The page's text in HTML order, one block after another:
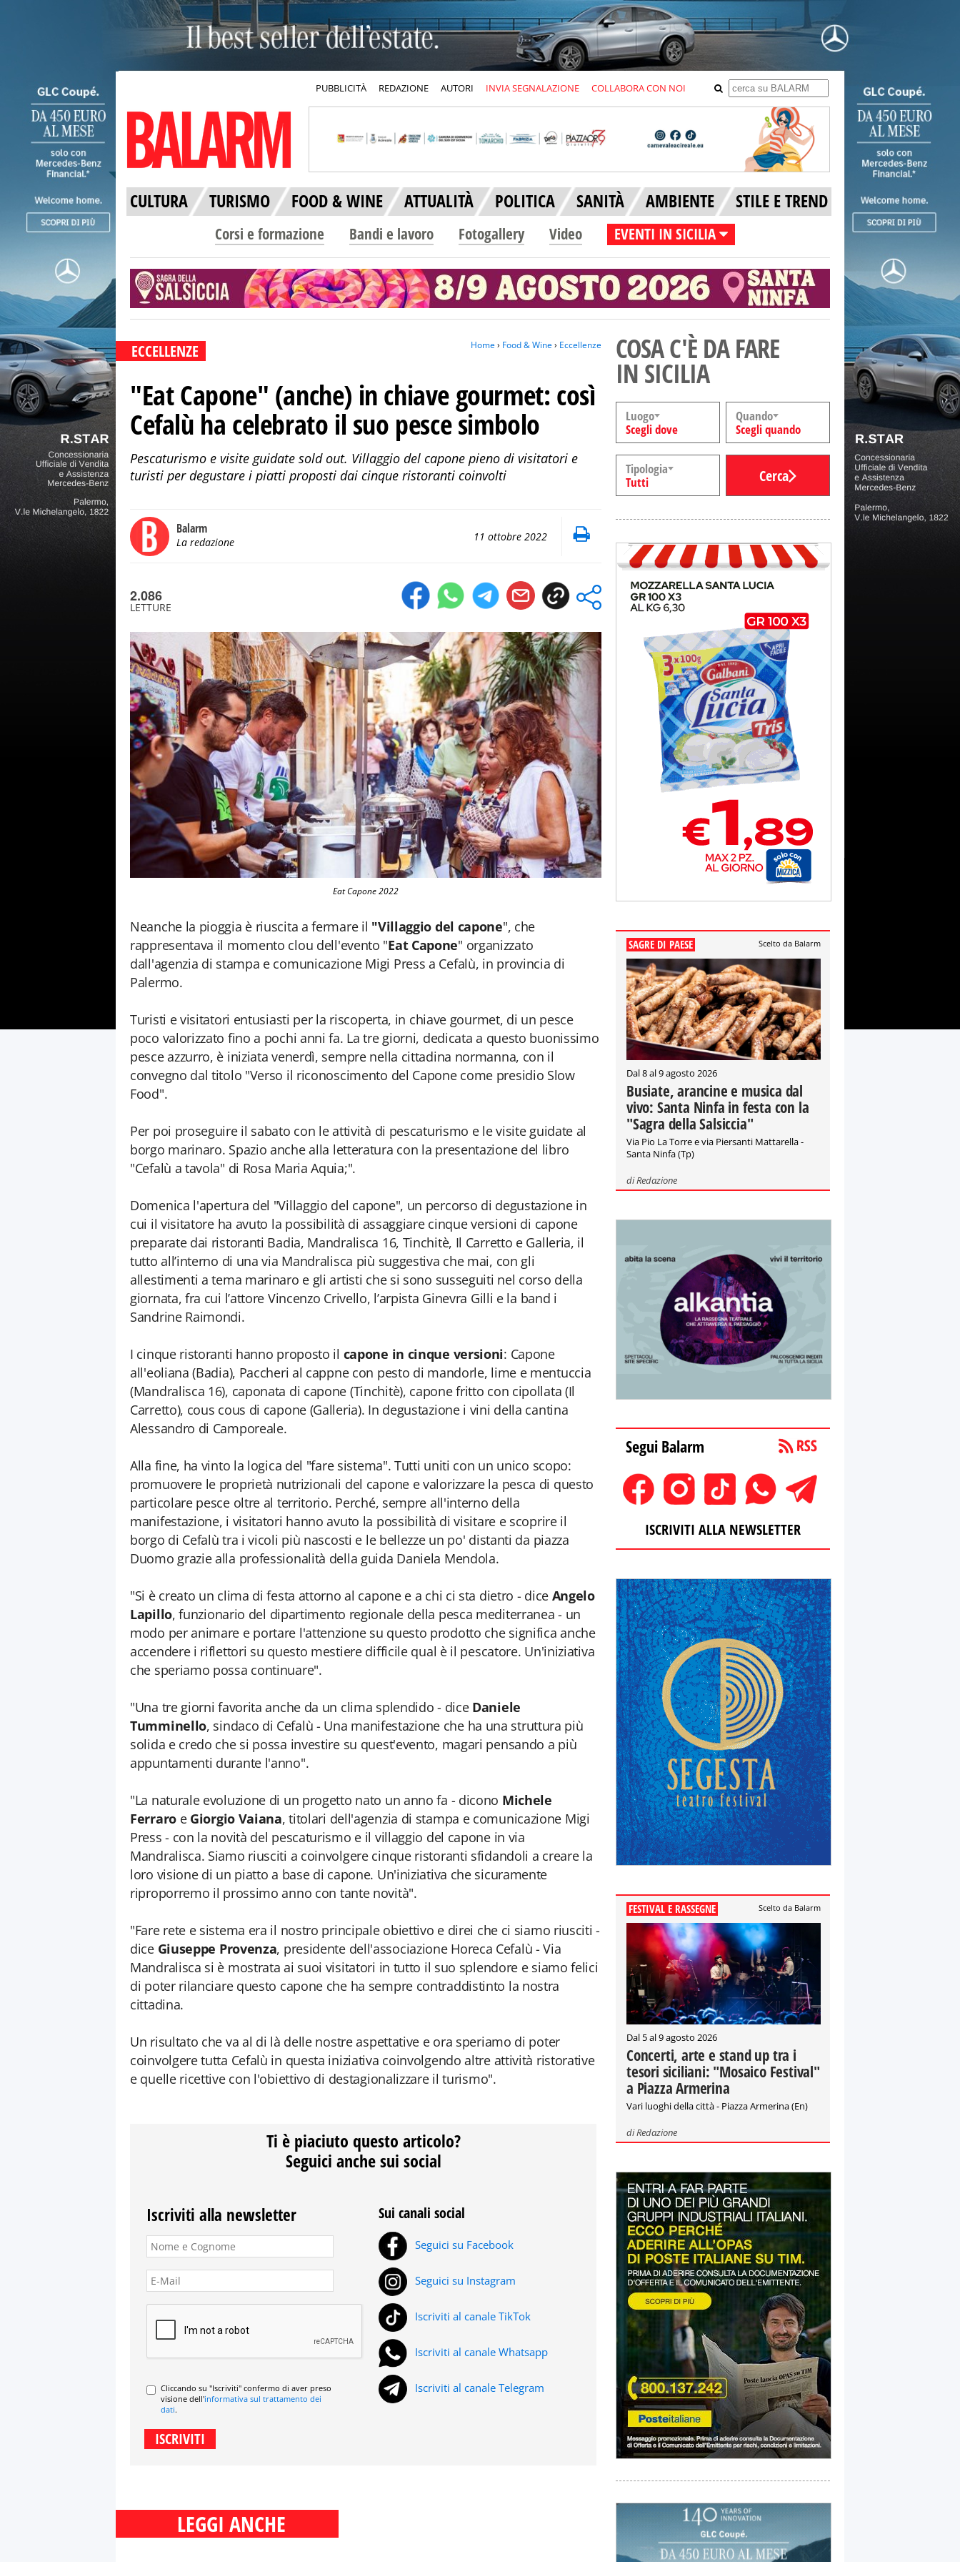
PUBBLICITÀ REDAZIONE AUTORI INVIA SEGNALAZIONE COLLABORA CON NOI
CULTURA TURISMO FOOD & WINE ATTUALITÀ POLITICA SANITÀ AMBIENTE STILE E TREND
Corsi e formazione Bandi e lavoro Fotogallery Video EVENTI IN SICILIA
ECCELLENZE Home› Food & Wine› Eccellenze
"Eat Capone" (anche) in chiave gourmet: così
Cefalù ha celebrato il suo pesce simbolo
Pescaturismo e visite guidate sold out. Villaggio del capone pieno di visitatori e
turisti per degustare i piatti proposti dai cinque ristoranti coinvolti
Balarm
La redazione 11 ottobre 2022
2.086
LETTURE
Eat Capone 2022
Neanche la pioggia è riuscita a fermare il "Villaggio del capone", che
rappresentava il momento clou dell'evento "Eat Capone" organizzato
dall'agenzia di stampa e comunicazione Migi Press a Cefalù, in provincia di
Palermo.
Turisti e visitatori entusiasti per la riscoperta, in chiave gourmet, di un pesce
poco valorizzato fino a pochi anni fa. La tre giorni, dedicata a questo buonissimo
pesce azzurro, è iniziata venerdì, sempre nella cittadina normanna, con il
convegno dal titolo "Verso il riconoscimento del Capone come presidio Slow
Food".
Per poi proseguire il sabato con le attività di pescaturismo e le visite guidate al
borgo marinaro. Spazio anche alla letteratura con la presentazione del libro
"Cefalù a tavola" di Rosa Maria Aquia;".
Domenica l'apertura del "Villaggio del capone", un percorso di degustazione in
cui il visitatore ha avuto la possibilità di assaggiare cinque versioni di capone
preparate dai ristoranti Badia, Mandralisca 16, Tinchitè, Il Carretto e Galleria, il
tutto all’interno di una via Mandralisca più suggestiva che mai, con gli
allestimenti a tema marinaro e gli artisti che si sono susseguiti nel corso della
giornata, fra cui l’attore Vincenzo Crivello, l’arpista Ginevra Gilli e la band i
Sandrine Raimondi.
I cinque ristoranti hanno proposto il capone in cinque versioni: Capone
all'eoliana (Badia), Paccheri al cappne con pesto di mandorle, lime e mentuccia
(Mandralisca 16), caponata di capone (Tinchitè), capone fritto con cipollata (Il
Carretto), cous cous di capone (Galleria). In degustazione i vini della cantina
Alessandro di Camporeale.
Alla fine, ha vinto la logica del "fare sistema". Tutti uniti con un unico scopo:
promuovere le proprietà nutrizionali del capone e valorizzare la pesca di questo
particolare pesce oltre al territorio. Perché, sempre all'interno della
manifestazione, i visitatori hanno avuto la possibilità di visitare e scoprire il
borgo di Cefalù tra i vicoli più nascosti e le bellezze un po' distanti da piazza
Duomo grazie alla professionalità della guida Daniela Mendola.
"Si è creato un clima di festa attorno al capone e a chi ci sta dietro - dice Angelo
Lapillo, funzionario del dipartimento regionale della pesca mediterranea - un
modo per animare e portare l'attenzione su questo prodotto che significa anche
accendere i riflettori su questo mestiere difficile qual è il pescatore. Un'iniziativa
che speriamo possa continuare".
"Una tre giorni favorita anche da un clima splendido - dice Daniele
Tumminello, sindaco di Cefalù - Una manifestazione che ha una struttura più
solida e credo che si possa investire su quest'evento, magari pensando a più
appuntamenti durante l'anno".
"La naturale evoluzione di un progetto nato un anno fa - dicono Michele
Ferraro e Giorgio Vaiana, titolari dell'agenzia di stampa e comunicazione Migi
Press - con la novità del pescaturismo e il villaggio del capone in via
Mandralisca. Siamo riusciti a coinvolgere cinque ristoranti sfidandoli a creare la
loro visione di un piatto a base di capone. Un'iniziativa che sicuramente
riproporremo il prossimo anno con tante novità".
"Fare rete e sistema era il nostro principale obiettivo e direi che ci siamo riusciti -
dice Giuseppe Provenza, presidente dell'associazione Horeca Cefalù - Via
Mandralisca si è mostrata ai suoi visitatori in tutto il suo splendore e siamo felici
di poter rilanciare questo capone che ha sempre contraddistinto la nostra
cittadina.
Un risultato che va al di là delle nostre aspettative e ora speriamo di poter
coinvolgere tutta Cefalù in questa iniziativa coinvolgendo altre attività ristorative
e quelle ricettive con l'obiettivo di destagionalizzare il turismo".
Ti è piaciuto questo articolo?
Seguici anche sui social
Iscriviti alla newsletter
Cliccando su "Iscriviti" confermo di aver preso
visione dell'informativa sul trattamento dei
dati.
Sui canali social
Seguici su Facebook
Seguici su Instagram
Iscriviti al canale TikTok
Iscriviti al canale Whatsapp
Iscriviti al canale Telegram
LEGGI ANCHE
COSA C'È DA FARE
IN SICILIA
Luogo
Scegli dove
Quando
Scegli quando
Tipologia
Tutti
Cerca
SAGRE DI PAESE Scelto da Balarm
Dal 8 al 9 agosto 2026
Busiate, arancine e musica dal
vivo: Santa Ninfa in festa con la
"Sagra della Salsiccia"
Via Pio La Torre e via Piersanti Mattarella -
Santa Ninfa (Tp)
diRedazione
Segui Balarm
ISCRIVITI ALLA NEWSLETTER
FESTIVAL E RASSEGNE Scelto da Balarm
Dal 5 al 9 agosto 2026
Concerti, arte e stand up tra i
tesori siciliani: "Mosaico Festival"
a Piazza Armerina
Vari luoghi della città - Piazza Armerina (En)
diRedazione